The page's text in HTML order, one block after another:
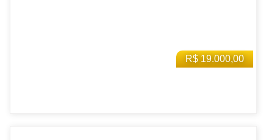
R$ 19.000,00